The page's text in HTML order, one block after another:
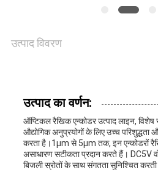
उत्पाद विवरण
उत्पाद का वर्णन:
ऑप्टिकल रैखिक एन्कोडर उत्पाद लाइन, विशेष
औद्योगिक अनुप्रयोगों के लिए उच्च परिशुद्धता
करता है।1μm से 5μm तक, इन एन्कोडरों
असाधारण सटीकता प्रदान करते हैं। DC5V
बिजली स्रोतों के साथ संगतता सुनिश्चित